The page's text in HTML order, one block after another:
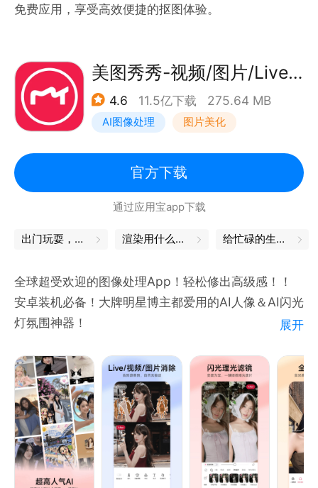
免费应用，享受高效便捷的抠图体验。
美图秀秀-视频/图片/Live人像精修工具
4.6 11.5亿下载 275.64 MB
AI图像处理 图片美化
官方下载
通过应用宝app下载
出门玩耍，这些App帮你省心 渲染用什么软件 给忙碌的生活，一个中场休息
全球超受欢迎的图像处理App！轻松修出高级感！！
安卓装机必备！大牌明星博主都爱用的AI人像＆AI闪光
灯氛围神器！
专业滤镜调色工具，应对不同场景。
【AI闪光灯】夜拍不怕暗，逆光也有救！AI人脸识别自
动提亮肤色。昏暗环境也能拍出氛围质感大片！
【人像美容】面部丰盈、瘦脸瘦身、智能美发、增高塑
形、面部重塑…像素级美容精修。
【拼图神器】海量风格模板，照片视频都能拼，日常快
展开